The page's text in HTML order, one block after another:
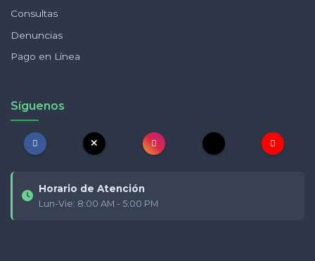
Consultas
Denuncias
Pago en Línea
Síguenos
Horario de Atención
Lun-Vie: 8:00 AM - 5:00 PM